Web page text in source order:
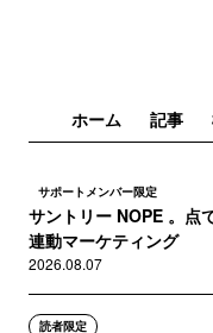
ホーム 記事
サポートメンバー限定
サントリー NOPE 。点
連動マーケティング
2026.08.07
読者限定